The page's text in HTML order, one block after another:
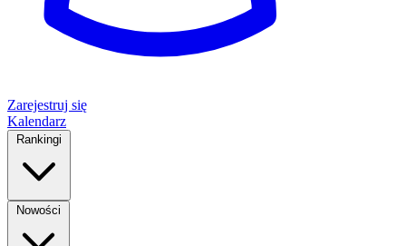
Zarejestruj się
Kalendarz
Rankingi
Nowości